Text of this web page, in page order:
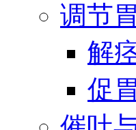
调节
解
促